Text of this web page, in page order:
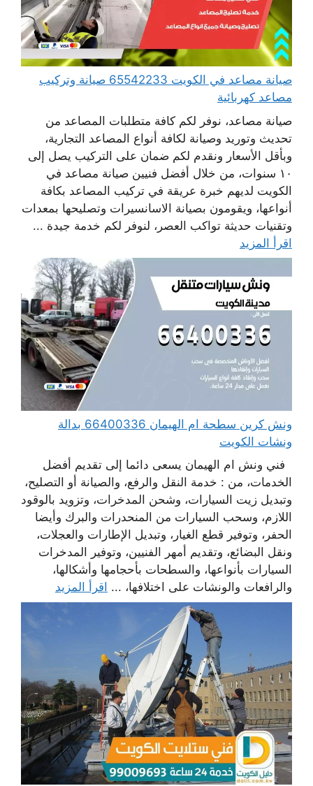
صيانة مصاعد في الكويت 65542233 صيانة وتركيب
مصاعد كهربائية
صيانة مصاعد، نوفر لكم كافة متطلبات المصاعد من
تحديث وتوريد وصيانة لكافة أنواع المصاعد التجارية،
وبأقل الأسعار ونقدم لكم ضمان على التركيب يصل إلى
١٠ سنوات، من خلال أفضل فنيين صيانة مصاعد في
الكويت لديهم خبرة عريقة في تركيب المصاعد بكافة
أنواعها، ويقومون بصيانة الاسانسيرات وتصليحها بمعدات
وتقنيات حديثة تواكب العصر، لنوفر لكم خدمة جيدة ...
اقرأ المزيد
ونش كرين سطحة ام الهيمان 66400336 بدالة
ونشات الكويت
فني ونش ام الهيمان يسعى دائما إلى تقديم أفضل
الخدمات، من : خدمة النقل والرفع، والصيانة أو التصليح،
وتبديل زيت السيارات، وشحن المدخرات، وتزويد بالوقود
اللازم، وسحب السيارات من المنحدرات والبرك وأيضا
الحفر، وتوفير قطع الغيار، وتبديل الإطارات والعجلات،
ونقل البضائع، وتقديم أمهر الفنيين، وتوفير المدخرات
السيارات بأنواعها، والسطحات بأحجامها وأشكالها،
والرافعات والونشات على اختلافها، ... اقرأ المزيد